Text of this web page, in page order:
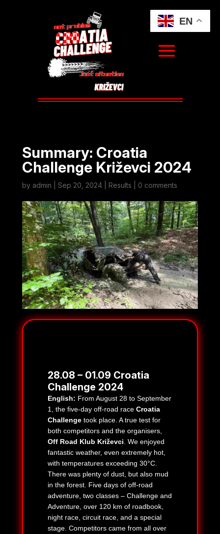
Summary: Croatia
Challenge Križevci 2024
by admin Sep 20, 2024| Results 0 comments
28.08 – 01.09 Croatia
Challenge 2024
English: From August 28 to September
1, the five-day off-road race Croatia
Challengetook place. A true test for
both competitors and the organisers,
Off Road Klub Križevci . We enjoyed
fantastic weather, even extremely hot,
with temperatures exceeding 30°C.
There was plenty of dust, but also mud
in the forest. Five days of off-road
adventure, two classes – Challenge and
Adventure, over 120 km of roadbook,
night race, circuit race, and a special
stage. Competitors came from all over
EN